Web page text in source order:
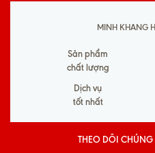
MINH KHANG
Sản phẩm
chất lượng
Dịch vụ
tốt nhất
THEO DÕI CHÚNG